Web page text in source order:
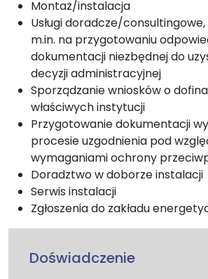
Montaż/instalacja
Usługi doradcze/
m.in. na przygotowaniu
dokumentacji niezbędnej do
decyzji administracyjnej
Sporządzanie wniosków o
właściwych instytucji
Przygotowanie dokumentacji
procesie uzgodnienia pod
wymaganiami ochrony
Doradztwo w doborze instalacji
Serwis instalacji
Zgłoszenia do zakładu
Doświadczenie